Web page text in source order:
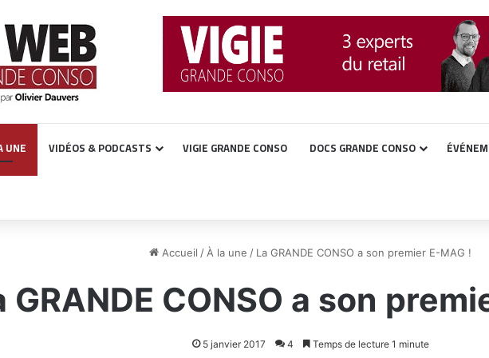
UNE VIDÉOS & PODCASTS VIGIE GRANDE CONSO DOCS GRANDE CONSO
Accueil / À la une / La GRANDE CONSO a son premier E-MAG !
GRANDE CONSO a son
5 janvier 2017 4 Temps de lecture 1 minute